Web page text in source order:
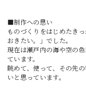
■制作への思い
ものづくりをはじめたき
おきたい。」でした。
現在は瀬戸内の海や空の
ています。
眺めて、使って、その先
いと思っています。